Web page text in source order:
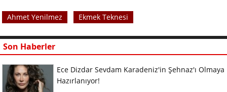
Ahmet Yenilmez Ekmek Teknesi
Son Haberler
Ece Dizdar Sevdam Karadeniz'in Şehnaz'ı Olmaya
Hazırlanıyor!